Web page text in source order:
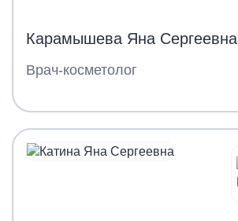
Карамышева Яна Сергеевна
Врач-косметолог